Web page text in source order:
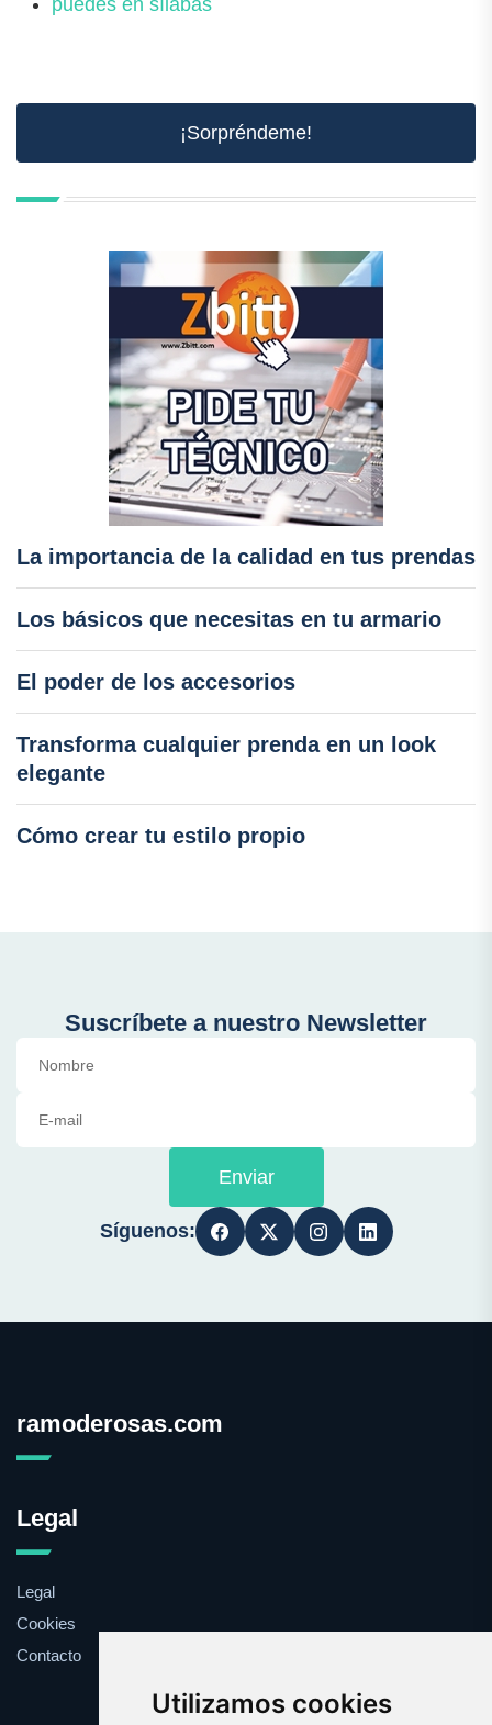
Utilizamos cookies
puedes en sílabas
¡Sorpréndeme!
La importancia de la calidad en tus prendas
Los básicos que necesitas en tu armario
El poder de los accesorios
Transforma cualquier prenda en un look
elegante
Cómo crear tu estilo propio
Suscríbete a nuestro Newsletter
Enviar
Síguenos:
ramoderosas.com
Legal
Legal
Cookies
Contacto